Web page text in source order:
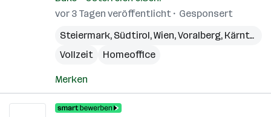
vor 3 Tagen veröffentlicht
Gesponsert
Steiermark, Südtirol,Wien,Voralberg, Kärnten
Vollzeit
Homeoffice
Merken